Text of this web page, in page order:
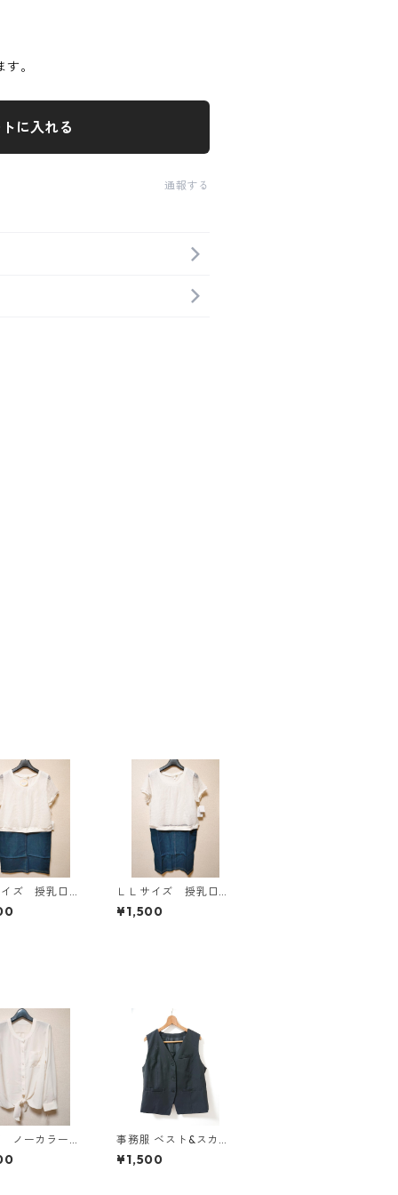
。
に入れる
通報する
イズ 授乳口付
ニティ ドッ
ンピース ホ
ＬＬサイズ 授乳口付
き マタニティ ドッ
キングワンピース ホ
¥1,500
ノーカラーブ
３Ｌ アイボ
4813
事務服 ベスト&スカー
トセット 3L ブラック
◆KIY-1299◆
¥1,500